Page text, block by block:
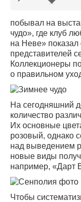
побывал на
чудо», где клуб
на Неве» показал
представителей
Коллекционеры
о правильном
На сегодняшний
количество
Их основные
розовый, однако
над выведением
новые виды
например, «Дарт
Чтобы